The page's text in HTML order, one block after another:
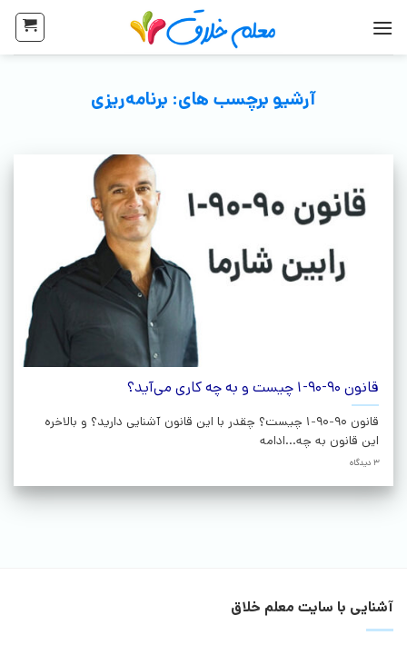
آرشیو برچسب های: برنامه‌ریزی
قانون 90-90-1 چیست و به چه کاری می‌آید؟
قانون 90-90-1 چیست؟ چقدر با این قانون آشنایی دارید؟ و بالاخره
این قانون به چه...ادامه
3 دیدگاه
آشنایی با سایت معلم خلاق